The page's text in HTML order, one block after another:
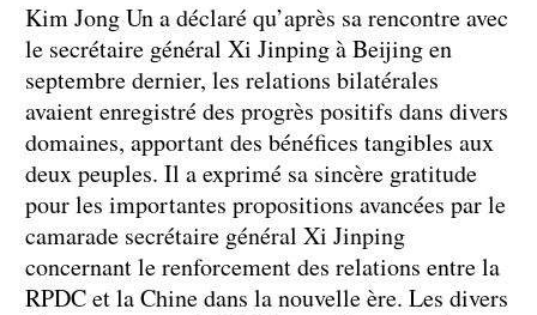
Kim Jong Un a déclaré qu’après sa rencontre avec
le secrétaire général Xi Jinping à Beijing en
septembre dernier, les relations bilatérales
avaient enregistré des progrès positifs dans divers
domaines, apportant des bénéfices tangibles aux
deux peuples. Il a exprimé sa sincère gratitude
pour les importantes propositions avancées par le
camarade secrétaire général Xi Jinping
concernant le renforcement des relations entre la
RPDC et la Chine dans la nouvelle ère. Les divers